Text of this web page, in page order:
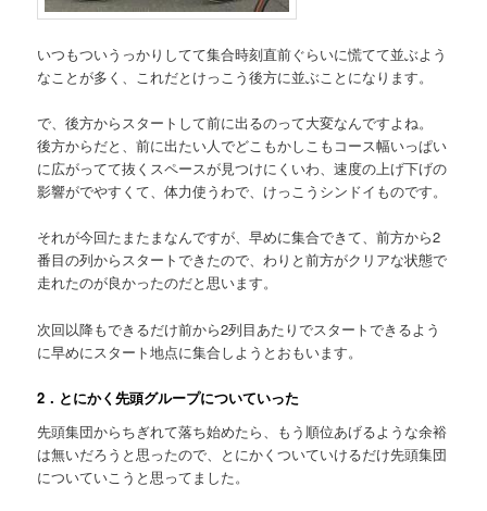
いつもついうっかりしてて集合時刻直前ぐらいに慌てて並ぶよう
なことが多く、これだとけっこう後方に並ぶことになります。
で、後方からスタートして前に出るのって大変なんですよね。
後方からだと、前に出たい人でどこもかしこもコース幅いっぱい
に広がってて抜くスペースが見つけにくいわ、速度の上げ下げの
影響がでやすくて、体力使うわで、けっこうシンドイものです。
それが今回たまたまなんですが、早めに集合できて、前方から2
番目の列からスタートできたので、わりと前方がクリアな状態で
走れたのが良かったのだと思います。
次回以降もできるだけ前から2列目あたりでスタートできるよう
に早めにスタート地点に集合しようとおもいます。
2．とにかく先頭グループについていった
先頭集団からちぎれて落ち始めたら、もう順位あげるような余裕
は無いだろうと思ったので、とにかくついていけるだけ先頭集団
についていこうと思ってました。